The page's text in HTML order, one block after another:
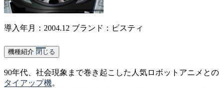
導入年月：2004.12 ブランド：ビスティ
機種紹介 閉じる
90年代、社会現象まで巻き起こした人気ロボットアニメとの
タイアップ機。